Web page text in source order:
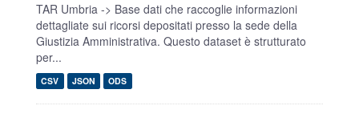
TAR Umbria -> Base dati che raccoglie informazioni
dettagliate sui ricorsi depositati presso la sede della
Giustizia Amministrativa. Questo dataset è strutturato
per...
CSV JSON ODS